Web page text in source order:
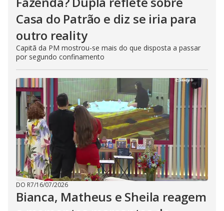
Casa do Patrão e diz se iria para
outro reality
Capitã da PM mostrou-se mais do que disposta a passar
por segundo confinamento
DO R7/16/07/2026
Bianca, Matheus e Sheila reagem